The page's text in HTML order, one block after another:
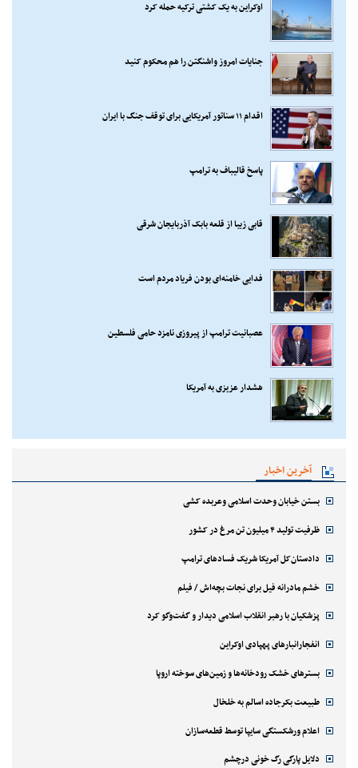
اوکراین به یک کشتی ترکیه حمله کرد
جنایات امروز واشنگتن را هم محکوم کنید
اقدام ۱۱ سناتور آمریکایی برای توقف جنگ با ایران
پاسخ قالیباف به ترامپ
قابی زیبا از قلعه بابک آذربایجان شرقی
فدایی خامنه‌ای بودن فریاد مردم است
عصبانیت ترامپ از پیروزی نامزد حامی فلسطین
هشدار عزیزی به آمریکا
آخرین اخبار
بستن خیابان وحدت اسلامی وعربده کشی
ظرفیت تولید ۴ میلیون تن مرغ در کشور
دادستان‌کل آمریکا شریک فسادهای ترامپ
خشم مادرانه فیل برای نجات بچه‌اش / فیلم
پزشکیان با رهبر انقلاب اسلامی دیدار و گفت‌وگو کرد
انفجارانبارهای پهپادی اوکراین
بسترهای خشک رودخانه‌ها و زمین‌های سوخته اروپا
طبیعت بکرجاده اسالم به خلخال
اعلام ورشکستگی سایپا توسط قطعه‌سازان
دلایل پارگی رگ خونی درچشم